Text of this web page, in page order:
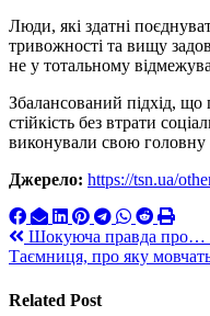
Люди, які здатні
тривожності та вищу
не у тотальному
Збалансований підхід, що
стійкість без втрати
виконували свою
Джерело: https://tsn.ua/
Навигация
по
записям
Шокуюча правда про…
Таємниця, про яку
Related Post